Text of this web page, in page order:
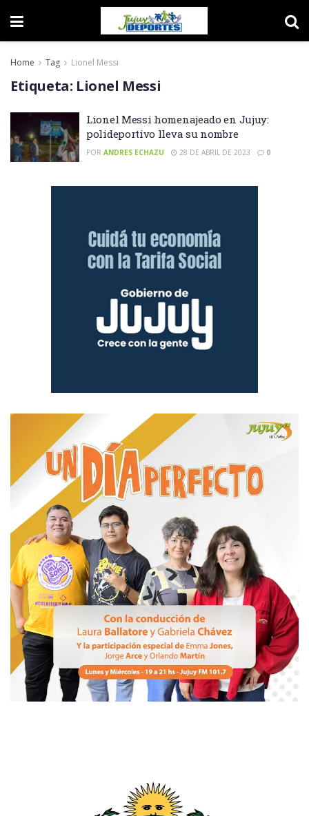
Home Tag Lionel Messi
Etiqueta: Lionel Messi
Lionel Messi homenajeado en Jujuy:
polideportivo lleva su nombre
POR ANDRES ECHAZU 28 DE ABRIL DE 2023 0